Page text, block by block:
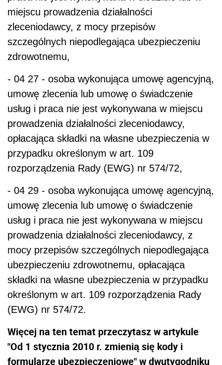
miejscu prowadzenia działalności
zleceniodawcy, z mocy przepisów
szczególnych niepodlegająca ubezpieczeniu
zdrowotnemu,
- 04 27 - osoba wykonująca umowę agencyjną,
umowę zlecenia lub umowę o świadczenie
usług i praca nie jest wykonywana w miejscu
prowadzenia działalności zleceniodawcy,
opłacająca składki na własne ubezpieczenia w
przypadku określonym w art. 109
rozporządzenia Rady (EWG) nr 574/72,
- 04 29 - osoba wykonująca umowę agencyjną,
umowę zlecenia lub umowę o świadczenie
usług i praca nie jest wykonywana w miejscu
prowadzenia działalności zleceniodawcy, z
mocy przepisów szczególnych niepodlegająca
ubezpieczeniu zdrowotnemu, opłacająca
składki na własne ubezpieczenia w przypadku
określonym w art. 109 rozporządzenia Rady
(EWG) nr 574/72.
Więcej na ten temat przeczytasz w artykule
"Od 1 stycznia 2010 r. zmienią się kody i
formularze ubezpieczeniowe" w dwutygodniku